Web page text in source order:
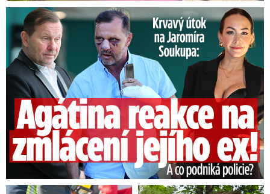
Útok na Jaromíra Soukupa: Reakce Agáty na zmlácení jejího ex